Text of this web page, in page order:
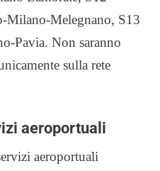
Milano-Melegnano, S13
Pavia. Non saranno
sulla rete
aeroportuali
aeroportuali